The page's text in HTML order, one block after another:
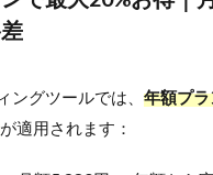
ングツールでは、 年額プ
が適用されます：